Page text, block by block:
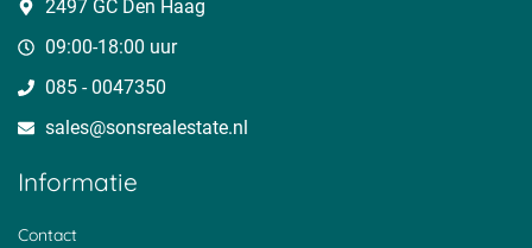
2497 GC Den Haag
09:00-18:00 uur
085 - 0047350
sales@sonsrealestate.nl​
Informatie
Contact